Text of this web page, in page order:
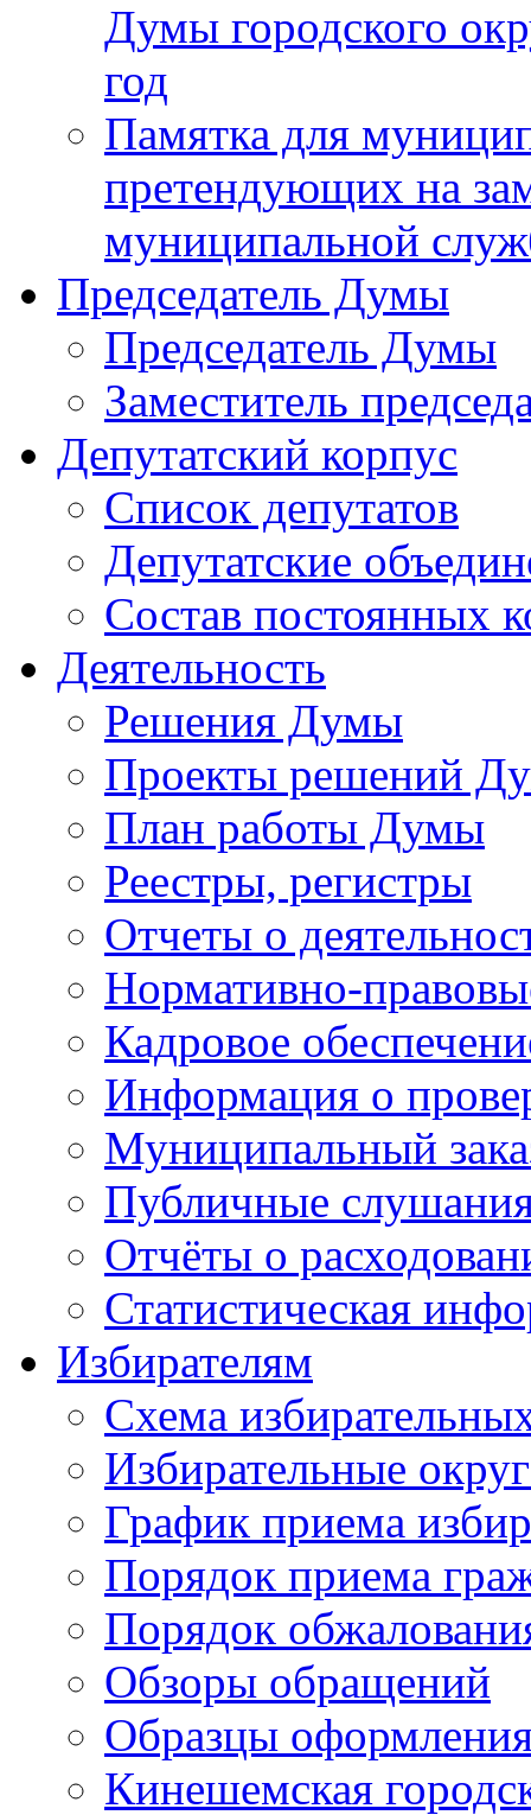
Думы городского
год
Памятка для
претендующих на
муниципальной
Председатель Думы
Председатель Думы
Заместитель
Депутатский корпус
Список депутатов
Депутатские
Состав постоянных
Деятельность
Решения Думы
Проекты решений
План работы Думы
Реестры, регистры
Отчеты о
Нормативно-
Кадровое
Информация о
Муниципальный
Публичные
Отчёты о
Статистическая
Избирателям
Схема
Избирательные
График приема
Порядок приема
Порядок
Обзоры обращений
Образцы
Кинешемская